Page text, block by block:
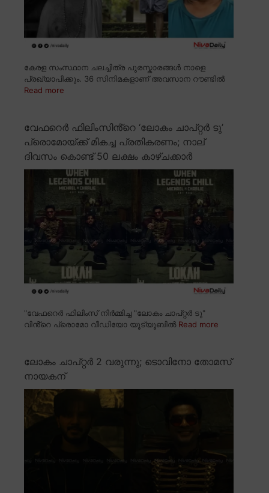
കേരള സംസ്ഥാന ചലച്ചിത്ര പുരസ്കാരങ്ങൾ നാളെ
പ്രഖ്യാപിക്കും. 36 സിനിമകളാണ് അവസാന റൗണ്ടിൽ
Read more
വേഫറെർ ഫിലിംസിൻ്റെ ‘ലോകം ചാപ്റ്റർ ടു’
പ്രൊമോയ്ക്ക് മികച്ച പ്രതികരണം; നാല്
ദിവസം കൊണ്ട് 50 ലക്ഷം കാഴ്ചക്കാർ
"വേഫറെർ ഫിലിംസ് നിർമ്മിച്ച "ലോകം ചാപ്റ്റർ ടു"
വിൻ്റെ പ്രൊമോ വീഡിയോ യൂട്യൂബിൽ Read more
ലോകം ചാപ്റ്റർ 2 വരുന്നു; ടൊവിനോ തോമസ്
നായകന്